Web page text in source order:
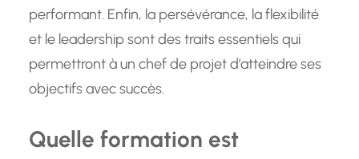
performant. Enfin, la persévérance, la flexibilité
et le leadership sont des traits essentiels qui
permettront à un chef de projet d’atteindre ses
objectifs avec succès.
Quelle formation est